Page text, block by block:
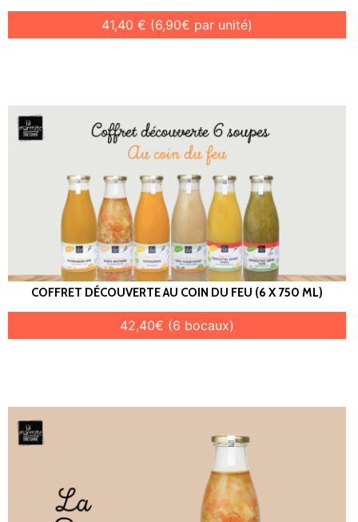
41,40 € (6,90€ par unité)
COFFRET DÉCOUVERTE AU COIN DU FEU (6 X 750 ML)
42,40€ (6 bocaux)